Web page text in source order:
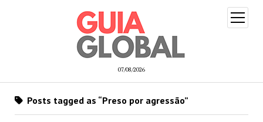
07/08/2026
open
menu
Posts tagged as “Preso por agressão”